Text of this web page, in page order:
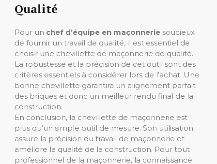
Qualité
Pour un chef d’équipe en maçonnerie soucieux
de fournir un travail de qualité, il est essentiel de
choisir une chevillette de maçonnerie de qualité.
La robustesse et la précision de cet outil sont des
critères essentiels à considérer lors de l’achat. Une
bonne chevillette garantira un alignement parfait
des briques et donc un meilleur rendu final de la
construction.
En conclusion, la chevillette de maçonnerie est
plus qu’un simple outil de mesure. Son utilisation
assure la précision du travail de maçonnerie et
améliore la qualité de la construction. Pour tout
professionnel de la maçonnerie, la connaissance